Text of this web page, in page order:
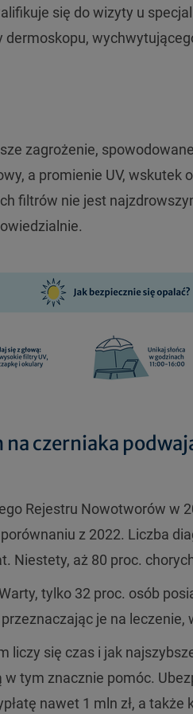
się do wizyty u
dermoskopu,
zagrożenie,
a promienie UV,
filtrów nie jest
czerniaka
Rejestru Nowotworów w
z 2022. Liczba
Niestety, aż 80 proc.
tylko 32 proc. osób
je na
liczy się czas i jak
tym znacznie pomóc.
nawet 1 mln zł, a